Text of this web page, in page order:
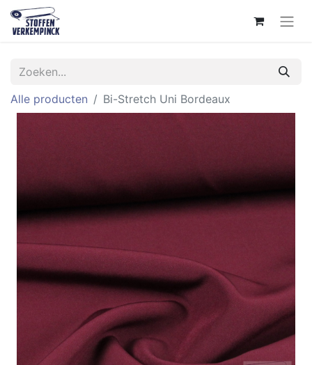
Alle producten Bi-Stretch Uni Bordeaux